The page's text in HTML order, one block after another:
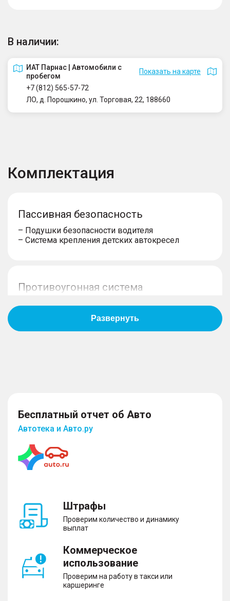
В наличии:
ИАТ Парнас | Автомобили с
пробегом
Показать на карте
+7 (812) 565-57-72
ЛО, д. Порошкино, ул. Торговая, 22, 188660
Комплектация
Пассивная безопасность
– Подушки безопасности водителя
– Система крепления детских автокресел
Противоугонная система
Салон и интерьер
– Тканевая обивка салона
– Штампованные стальные диски
Бесплатный отчет об Авто
Автотека и Авто.ру
Штрафы
Проверим количество и динамику
выплат
Коммерческое
использование
Проверим на работу в такси или
каршеринге